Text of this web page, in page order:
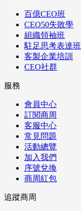
百億CEO班
CEO50失敗學
組織領袖班
駐足思考表達班
客製企業培訓
CEO社群
服務
會員中心
訂閱商周
客服中心
常見問題
活動總覽
加入我們
序號兌換
商周紅包
追蹤商周